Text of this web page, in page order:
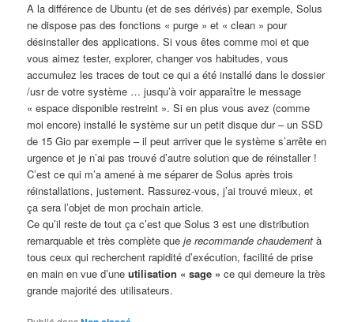
A la différence de Ubuntu (et de ses dérivés) par exemple, Solus
ne dispose pas des fonctions « purge » et « clean » pour
désinstaller des applications. Si vous êtes comme moi et que
vous aimez tester, explorer, changer vos habitudes, vous
accumulez les traces de tout ce qui a été installé dans le dossier
/usr de votre système … jusqu’à voir apparaître le message
« espace disponible restreint ». Si en plus vous avez (comme
moi encore) installé le système sur un petit disque dur – un SSD
de 15 Gio par exemple – il peut arriver que le système s’arrête en
urgence et je n’ai pas trouvé d’autre solution que de réinstaller !
C’est ce qui m’a amené à me séparer de Solus après trois
réinstallations, justement. Rassurez-vous, j’ai trouvé mieux, et
ça sera l’objet de mon prochain article.
Ce qu’il reste de tout ça c’est que Solus 3 est une distribution
remarquable et très complète queje recommande chaudement à
tous ceux qui recherchent rapidité d’exécution, facilité de prise
en main en vue d’uneutilisation « sage » ce qui demeure la très
grande majorité des utilisateurs.